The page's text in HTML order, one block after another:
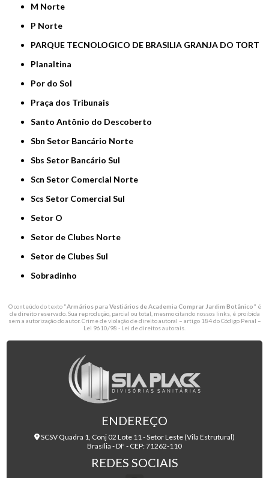
M Norte
P Norte
PARQUE TECNOLOGICO DE BRASILIA GRANJA DO TORT
Planaltina
Por do Sol
Praça dos Tribunais
Santo Antônio do Descoberto
Sbn Setor Bancário Norte
Sbs Setor Bancário Sul
Scn Setor Comercial Norte
Scs Setor Comercial Sul
Setor O
Setor de Clubes Norte
Setor de Clubes Sul
Sobradinho
O conteúdo do texto "Armários para Vestiários de Academia Comprar Jardim Botânico" é
de direito reservado. Sua reprodução, parcial ou total, mesmo citando nossos links, é proibida
sem a autorização do autor. Crime de violação de direito autoral – artigo 184 do Código Penal –
Lei 9610/98 - Lei de direitos autorais
ENDEREÇO
SCSV Quadra 1, Conj 02 Lote 11 - Setor Leste (Vila Estrutural)
Brasília - DF - CEP: 71262-110
REDES SOCIAIS